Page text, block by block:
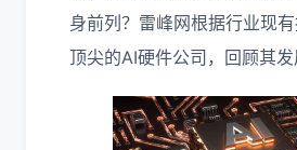
身前列？雷峰网根据行业现
顶尖的AI硬件公司，回顾其发